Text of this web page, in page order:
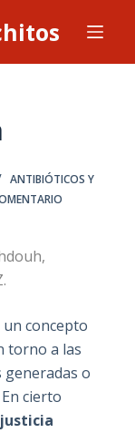
ANTIBIÓTICOS Y
un concepto
torno a las
generadas o
cierto
justicia